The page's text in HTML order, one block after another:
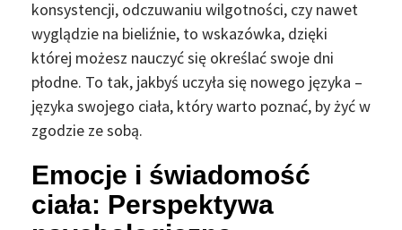
konsystencji, odczuwaniu wilgotności, czy nawet
wyglądzie na bieliźnie, to wskazówka, dzięki
której możesz nauczyć się określać swoje dni
płodne. To tak, jakbyś uczyła się nowego języka –
języka swojego ciała, który warto poznać, by żyć w
zgodzie ze sobą.
Emocje i świadomość
ciała: Perspektywa